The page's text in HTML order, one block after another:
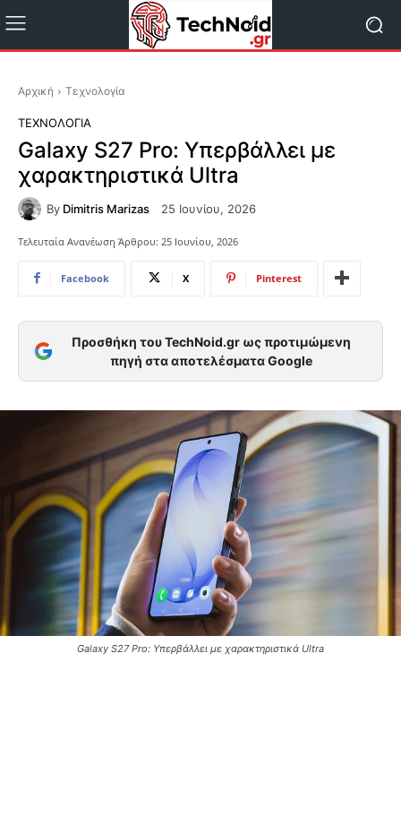
Αρχική Τεχνολογία
ΤΕΧΝΟΛΟΓΊΑ
Galaxy S27 Pro: Υπερβάλλει με
χαρακτηριστικά Ultra
By Dimitris Marizas 25 Ιουνίου, 2026
Τελευταία Ανανέωση Άρθρου: 25 Ιουνίου, 2026
Facebook X Pinterest
Προσθήκη του TechNoid.gr ως προτιμώμενη
πηγή στα αποτελέσματα Google
Galaxy S27 Pro: Υπερβάλλει με χαρακτηριστικά Ultra